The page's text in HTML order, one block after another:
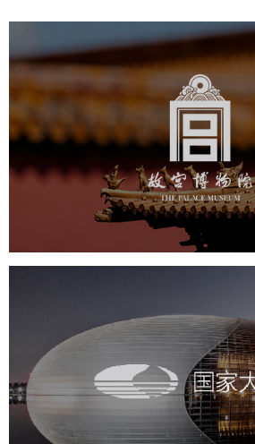
故宫博物
文化艺术 博物馆 智慧博物馆
景区网站建设
文创商城 万能
国家大剧
文化艺术 剧院 智慧展馆